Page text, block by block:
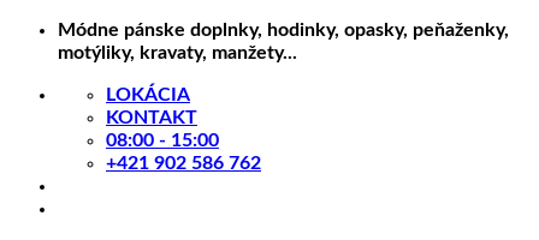
Skip
Módne pánske doplnky, hodinky, opasky, peňaženky,
motýliky, kravaty, manžety...
LOKÁCIA
KONTAKT
08:00 - 15:00
+421 902 586 762